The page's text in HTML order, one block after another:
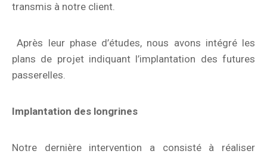
transmis à notre client.
Après leur phase d’études, nous avons intégré les
plans de projet indiquant l’implantation des futures
passerelles.
Implantation des longrines
Notre dernière intervention a consisté à réaliser